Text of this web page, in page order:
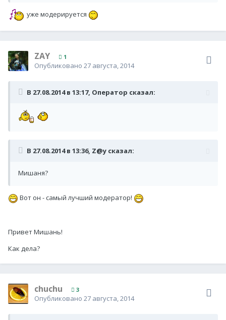
уже модерируется
ZAY 1
Опубликовано 27 августа, 2014
В 27.08.2014 в 13:17, Оператор сказал:
В 27.08.2014 в 13:36, Z@y сказал:
Мишаня?
Вот он - самый лучший модератор!
Привет Мишань!
Как дела?
chuchu 3
Опубликовано 27 августа, 2014